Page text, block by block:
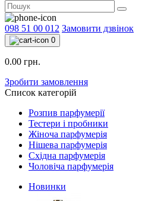
098 51 00 012 Замовити дзвінок
0
0.00 грн.
Зробити замовлення
Список категорій
Розпив парфумерії
Тестери і пробники
Жіноча парфумерія
Нішева парфумерія
Східна парфумерія
Чоловіча парфумерія
Новинки